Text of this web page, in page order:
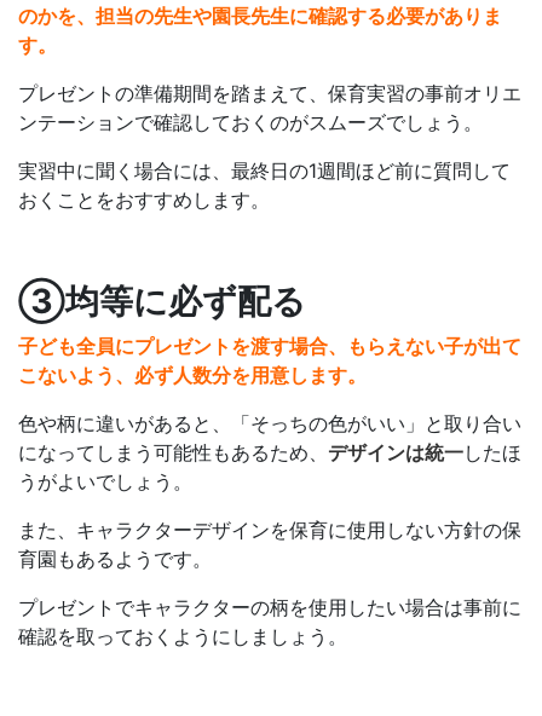
のかを、担当の先生や園長先生に確認する必要がありま
す。
プレゼントの準備期間を踏まえて、保育実習の事前オリエ
ンテーションで確認しておくのがスムーズでしょう。
実習中に聞く場合には、最終日の1週間ほど前に質問して
おくことをおすすめします。
③均等に必ず配る
子ども全員にプレゼントを渡す場合、もらえない子が出て
こないよう、必ず人数分を用意します。
色や柄に違いがあると、「そっちの色がいい」と取り合い
になってしまう可能性もあるため、 デザインは統一したほ
うがよいでしょう。
また、キャラクターデザインを保育に使用しない方針の保
育園もあるようです。
プレゼントでキャラクターの柄を使用したい場合は事前に
確認を取っておくようにしましょう。